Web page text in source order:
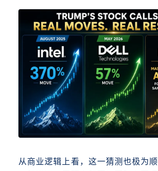
从商业逻辑上看，这一猜测也极为